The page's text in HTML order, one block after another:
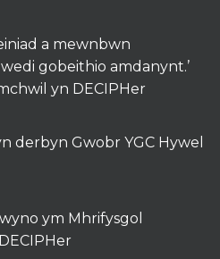
a mewnbwn
gobeithio amdanynt.’
yn DECIPHer
derbyn Gwobr YGC Hywel
ym Mhrifysgol